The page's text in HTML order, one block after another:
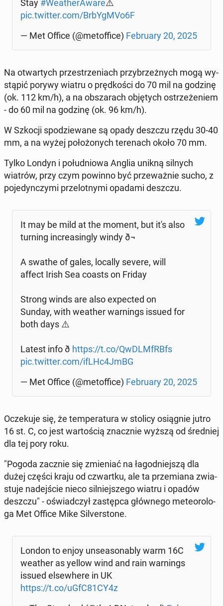
Stay #We­athe­rA­wa­re⚠️
pic.twitter.com/BrbYg­MVo6F
— Met Office (@me­tof­fi­ce) Fe­bru­ary 20, 2025
Na otwar­tych prze­strze­niach przy­brzeż­nych mogą wy­
stą­pić porywy wiatru o pręd­ko­ści do 70 mil na godzinę
(ok. 112 km/h), a na ob­sza­rach ob­ję­tych ostrze­że­niem
- do 60 mil na godzinę (ok. 96 km/h).
W Szkocji spo­dzie­wa­ne są opady deszczu rzędu 30-40
mm, a na wyżej po­ło­żo­nych te­re­nach około 70 mm.
Tylko Londyn i po­łu­dnio­wa Anglia unikną silnych
wiatrów, przy czym powinno być prze­waż­nie sucho, z
po­je­dyn­czy­mi prze­lot­ny­mi opadami deszczu.
It may be mild at the moment, but it's also
turning in­cre­asin­gly windy ð¬️
A swathe of gales, locally severe, will
affect Irish Sea coasts on Friday
Strong winds are also expec­ted on
Sunday, with weather war­nings issued for
both days ⚠️
Latest info ð https://t.co/Qw­DLM­fRBfs
pic.twitter.com/ifLHc4JmBG
— Met Office (@me­tof­fi­ce) Fe­bru­ary 20, 2025
Ocze­ku­je się, że tem­pe­ra­tu­ra w stolicy osią­gnie jutro
16 st. C, co jest war­to­ścią znacz­nie wyższą od śred­niej
dla tej pory roku.
"Pogoda zacznie się zmie­niać na ła­god­niej­szą dla
dużej części kraju od czwart­ku, ale ta prze­mia­na zwia­
stu­je na­dej­ście nieco sil­niej­sze­go wiatru i opadów
deszczu" - oświad­czył za­stęp­ca głów­ne­go me­te­oro­lo­
ga Met Office Mike Si­lver­sto­ne.
London to enjoy unse­aso­na­bly warm 16C
weather as yellow wind and rain war­nings
issued el­se­whe­re in UK
https://t.co/uGfC81CY4z